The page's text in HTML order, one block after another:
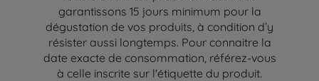
garantissons 15 jours minimum pour la
dégustation de vos produits, à condition d’y
résister aussi longtemps. Pour connaitre la
date exacte de consommation, référez-vous
à celle inscrite sur l'étiquette du produit.